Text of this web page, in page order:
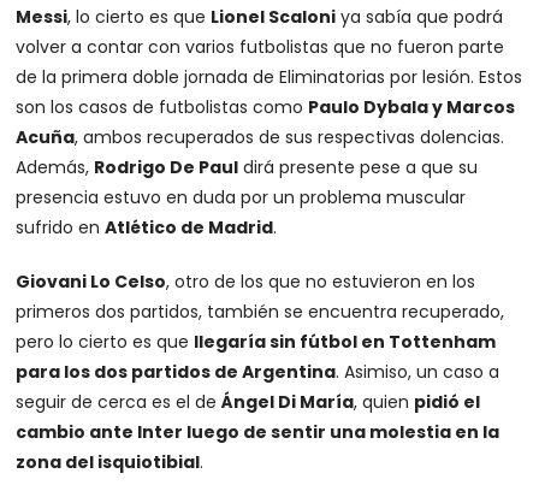
Messi, lo cierto es que Lionel Scaloni ya sabía que podrá
volver a contar con varios futbolistas que no fueron parte
de la primera doble jornada de Eliminatorias por lesión. Estos
son los casos de futbolistas como Paulo Dybala y Marcos
Acuña, ambos recuperados de sus respectivas dolencias.
Además, Rodrigo De Paul dirá presente pese a que su
presencia estuvo en duda por un problema muscular
sufrido enAtlético de Madrid.
Giovani Lo Celso, otro de los que no estuvieron en los
primeros dos partidos, también se encuentra recuperado,
pero lo cierto es que llegaría sin fútbol en Tottenham
para los dos partidos de Argentina. Asimiso, un caso a
seguir de cerca es el deÁngel Di María, quien pidió el
cambio ante Inter luego de sentir una molestia en la
zona del isquiotibial.